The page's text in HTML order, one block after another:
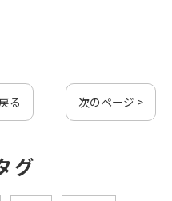
る 次のページ >
グ